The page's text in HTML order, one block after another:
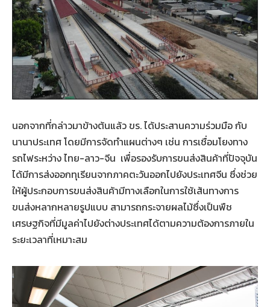
นอกจากที่กล่าวมาข้างต้นแล้ว ขร. ได้ประสานความร่วมมือ กับ
นานาประเทศ โดยมีการจัดทำแผนต่างๆ เช่น การเชื่อมโยงทาง
รถไฟระหว่าง ไทย-ลาว-จีน เพื่อรองรับการขนส่งสินค้าที่ปัจจุบัน
ได้มีการส่งออกทุเรียนจากภาคตะวันออกไปยังประเทศจีน ซึ่งช่วย
ให้ผู้ประกอบการขนส่งสินค้ามีทางเลือกในการใช้เส้นทางการ
ขนส่งหลากหลายรูปแบบ สามารถกระจายผลไม้ซึ่งเป็นพืช
เศรษฐกิจที่มีมูลค่าไปยังต่างประเทศได้ตามความต้องการภายใน
ระยะเวลาที่เหมาะสม